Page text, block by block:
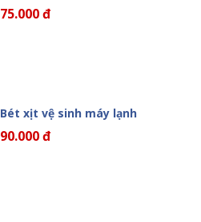
75.000 đ
Bét xịt vệ sinh máy lạnh
90.000 đ